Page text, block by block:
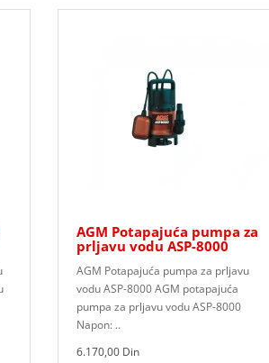
AGM Potapajuća pumpa za
prljavu vodu ASP-8000
AGM Potapajuća pumpa za prljavu
vodu ASP-8000 AGM potapajuća
pumpa za prljavu vodu ASP-8000
Napon: ..
6.170,00 Din